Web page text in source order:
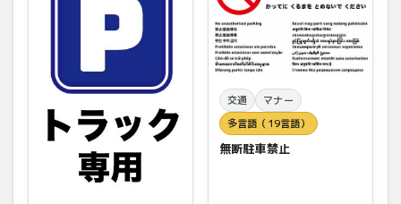
交通
マナー
多言語（19言語）
無断駐車禁止